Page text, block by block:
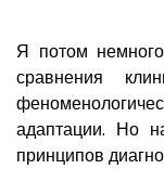
Я потом
сравнения
адаптации. Но
принципов